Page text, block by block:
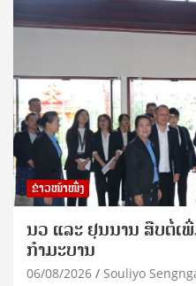
ຂ່າວໜ້າໜຶ່ງ
ນວ ແລະ ຢຸນນານ ສືບຕໍ່ເ
ກຳມະບານ
06/08/2026 Souliyo